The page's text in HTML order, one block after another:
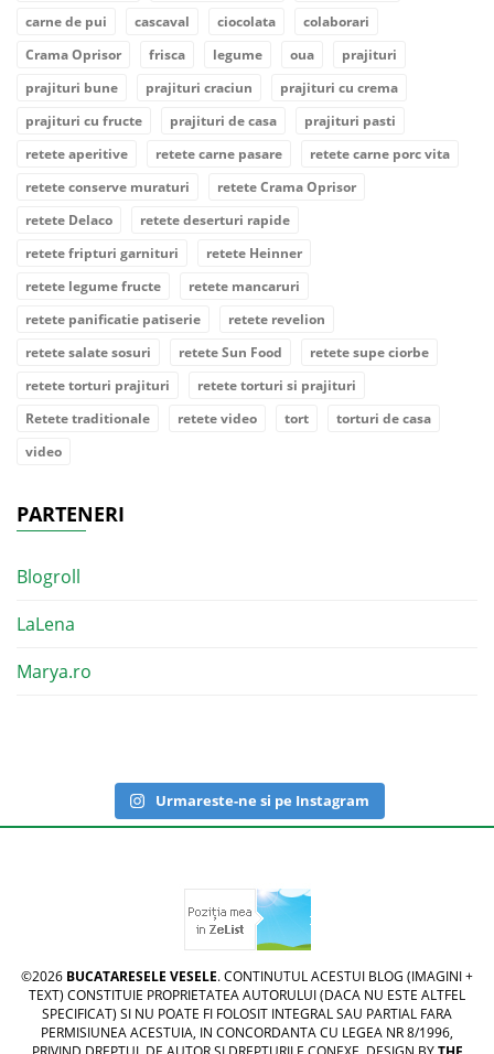
carne de pui
cascaval ciocolata
colaborari
Crama Oprisor
frisca legume oua
prajituri
prajituri bune
prajituri craciun
prajituri cu crema
prajituri cu fructe
prajituri de casa
prajituri pasti
retete aperitive
retete carne pasare
retete carne porc vita
retete conserve muraturi
retete Crama Oprisor
retete Delaco
retete deserturi rapide
retete fripturi garnituri
retete Heinner
retete legume fructe
retete mancaruri
retete panificatie patiserie
retete revelion
retete salate sosuri
retete Sun Food
retete supe ciorbe
retete torturi prajituri
retete torturi si prajituri
Retete traditionale
retete video tort
torturi de casa
video
PARTENERI
Blogroll
LaLena
Marya.ro
Urmareste-ne si pe Instagram
©2026 BUCATARESELE VESELE. CONTINUTUL ACESTUI BLOG (IMAGINI +
TEXT) CONSTITUIE PROPRIETATEA AUTORULUI (DACA NU ESTE ALTFEL
SPECIFICAT) SI NU POATE FI FOLOSIT INTEGRAL SAU PARTIAL FARA
PERMISIUNEA ACESTUIA, IN CONCORDANTA CU LEGEA NR 8/1996,